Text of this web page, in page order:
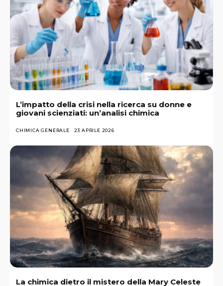
L’impatto della crisi nella ricerca su donne e
giovani scienziati: un’analisi chimica
CHIMICA GENERALE 23 APRILE 2026
La chimica dietro il mistero della Mary Celeste